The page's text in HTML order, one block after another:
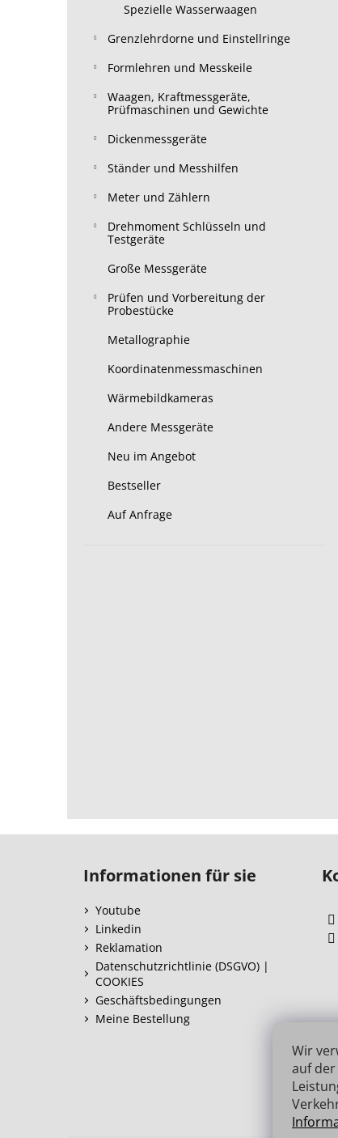
Wir
auf
Spezielle Wasserwaagen
Grenzlehrdorne und Einstellringe
Formlehren und Messkeile
Waagen, Kraftmessgeräte,
Prüfmaschinen und Gewichte
Dickenmessgeräte
Ständer und Messhilfen
Meter und Zählern
Drehmoment Schlüsseln und
Testgeräte
Große Messgeräte
Prüfen und Vorbereitung der
Probestücke
Metallographie
Koordinatenmessmaschinen
Wärmebildkameras
Andere Messgeräte
Neu im Angebot
Bestseller
Auf Anfrage
Informationen für sie
Youtube
Linkedin
Reklamation
Datenschutzrichtlinie (DSGVO) |
COOKIES
Geschäftsbedingungen
Meine Bestellung